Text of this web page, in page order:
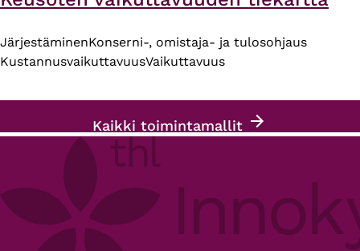
JärjestäminenKonserni-, omistaja- ja tulosohjaus
KustannusvaikuttavuusVaikuttavuus
Kaikki toimintamallit